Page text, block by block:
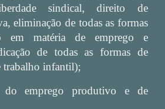
sindical, direito de
eliminação de todas as formas
em matéria de emprego e
de todas as formas de
trabalho infantil);
emprego produtivo e de